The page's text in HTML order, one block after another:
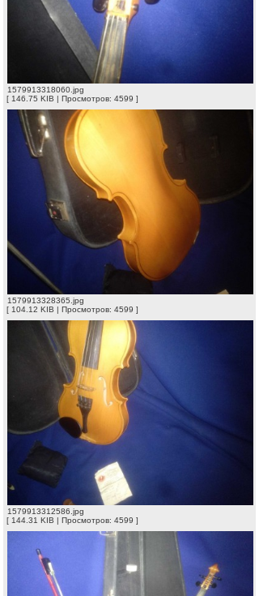
1579913318060.jpg
[ 146.75 KIB | Просмотров: 4599 ]
1579913328365.jpg
[ 104.12 KIB | Просмотров: 4599 ]
1579913312586.jpg
[ 144.31 KIB | Просмотров: 4599 ]